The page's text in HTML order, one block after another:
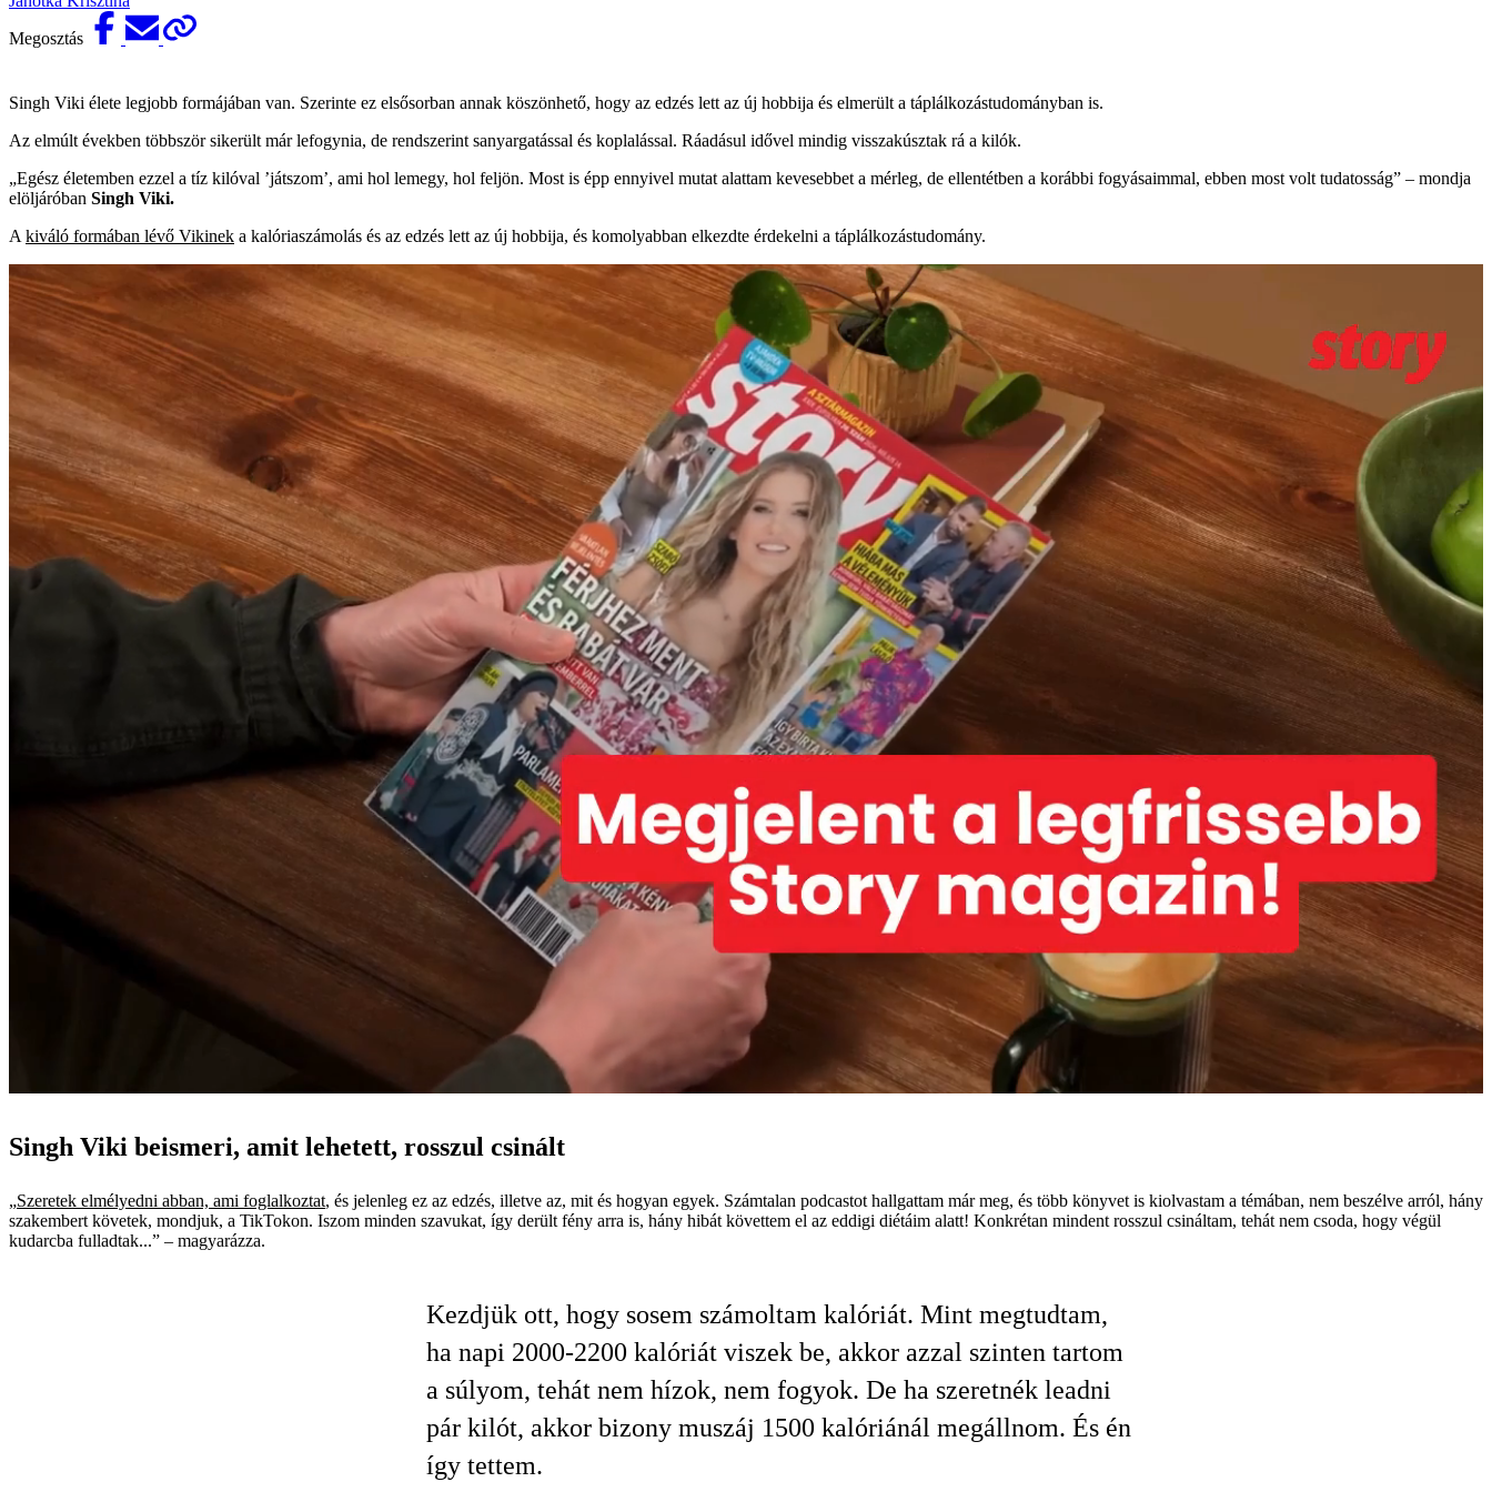
Megosztás
Singh Viki élete legjobb formájában van. Szerinte ez elsősorban annak köszönhető, hogy az edzés lett az új hobbija és elmerült a táplálkozástudományban is.
Az elmúlt években többször sikerült már lefogynia, de rendszerint sanyargatással és koplalással. Ráadásul idővel mindig visszakúsztak rá a kilók.
„Egész életemben ezzel a tíz kilóval ’játszom’, ami hol lemegy, hol feljön. Most is épp ennyivel mutat alattam kevesebbet a mérleg, de ellentétben a korábbi fogyásaimmal, ebben most volt tudatosság” – mondja
elöljáróban Singh Viki.
A kiváló formában lévő Vikinek a kalóriaszámolás és az edzés lett az új hobbija, és komolyabban elkezdte érdekelni a táplálkozástudomány.
Singh Viki beismeri, amit lehetett, rosszul csinált
„Szeretek elmélyedni abban, ami foglalkoztat, és jelenleg ez az edzés, illetve az, mit és hogyan egyek. Számtalan podcastot hallgattam már meg, és több könyvet is kiolvastam a témában, nem beszélve arról, hány
szakembert követek, mondjuk, a TikTokon. Iszom minden szavukat, így derült fény arra is, hány hibát követtem el az eddigi diétáim alatt! Konkrétan mindent rosszul csináltam, tehát nem csoda, hogy végül
kudarcba fulladtak...” – magyarázza.
Kezdjük ott, hogy sosem számoltam kalóriát. Mint megtudtam,
ha napi 2000-2200 kalóriát viszek be, akkor azzal szinten tartom
a súlyom, tehát nem hízok, nem fogyok. De ha szeretnék leadni
pár kilót, akkor bizony muszáj 1500 kalóriánál megállnom. És én
így tettem.